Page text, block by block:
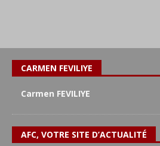
CARMEN FEVILIYE
Carmen FEVILIYE
AFC, VOTRE SITE D’ACTUALITÉ